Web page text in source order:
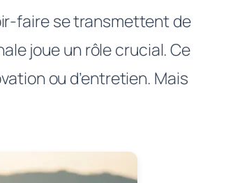
faire se transmettent de
joue un rôle crucial. Ce
ou d’entretien. Mais